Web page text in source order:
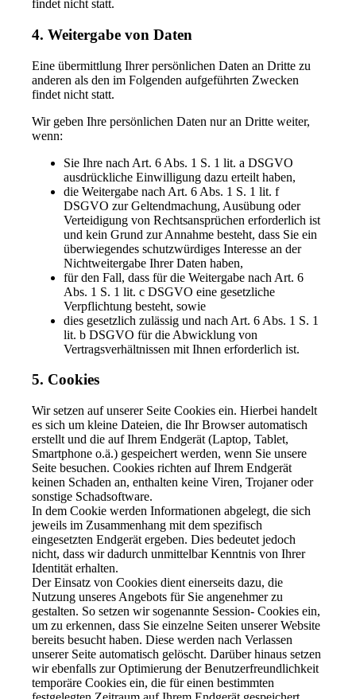
findet nicht statt.
4. Weitergabe von Daten
Eine übermittlung Ihrer persönlichen Daten an Dritte zu
anderen als den im Folgenden aufgeführten Zwecken
findet nicht statt.
Wir geben Ihre persönlichen Daten nur an Dritte weiter,
wenn:
Sie Ihre nach Art. 6 Abs. 1 S. 1 lit. a DSGVO
ausdrückliche Einwilligung dazu erteilt haben,
die Weitergabe nach Art. 6 Abs. 1 S. 1 lit. f
DSGVO zur Geltendmachung, Ausübung oder
Verteidigung von Rechtsansprüchen erforderlich ist
und kein Grund zur Annahme besteht, dass Sie ein
überwiegendes schutzwürdiges Interesse an der
Nichtweitergabe Ihrer Daten haben,
für den Fall, dass für die Weitergabe nach Art. 6
Abs. 1 S. 1 lit. c DSGVO eine gesetzliche
Verpflichtung besteht, sowie
dies gesetzlich zulässig und nach Art. 6 Abs. 1 S. 1
lit. b DSGVO für die Abwicklung von
Vertragsverhältnissen mit Ihnen erforderlich ist.
5. Cookies
Wir setzen auf unserer Seite Cookies ein. Hierbei handelt
es sich um kleine Dateien, die Ihr Browser automatisch
erstellt und die auf Ihrem Endgerät (Laptop, Tablet,
Smartphone o.ä.) gespeichert werden, wenn Sie unsere
Seite besuchen. Cookies richten auf Ihrem Endgerät
keinen Schaden an, enthalten keine Viren, Trojaner oder
sonstige Schadsoftware.
In dem Cookie werden Informationen abgelegt, die sich
jeweils im Zusammenhang mit dem spezifisch
eingesetzten Endgerät ergeben. Dies bedeutet jedoch
nicht, dass wir dadurch unmittelbar Kenntnis von Ihrer
Identität erhalten.
Der Einsatz von Cookies dient einerseits dazu, die
Nutzung unseres Angebots für Sie angenehmer zu
gestalten. So setzen wir sogenannte Session- Cookies ein,
um zu erkennen, dass Sie einzelne Seiten unserer Website
bereits besucht haben. Diese werden nach Verlassen
unserer Seite automatisch gelöscht. Darüber hinaus setzen
wir ebenfalls zur Optimierung der Benutzerfreundlichkeit
temporäre Cookies ein, die für einen bestimmten